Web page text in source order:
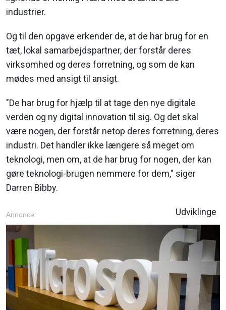
industrier.
Og til den opgave erkender de, at de har brug for en
tæt, lokal samarbejdspartner, der forstår deres
virksomhed og deres forretning, og som de kan
mødes med ansigt til ansigt.
"De har brug for hjælp til at tage den nye digitale
verden og ny digital innovation til sig. Og det skal
være nogen, der forstår netop deres forretning, deres
industri. Det handler ikke længere så meget om
teknologi, men om, at de har brug for nogen, der kan
gøre teknologi-brugen nemmere for dem," siger
Darren Bibby.
Annonce: Udviklinge